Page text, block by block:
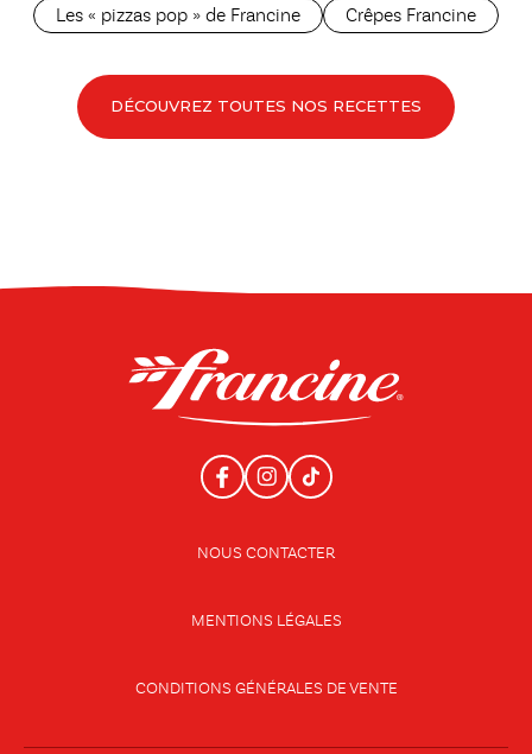
Les « pizzas pop » de Francine
Crêpes Francine
DÉCOUVREZ TOUTES NOS RECETTES
NOUS CONTACTER
MENTIONS LÉGALES
CONDITIONS GÉNÉRALES DE VENTE